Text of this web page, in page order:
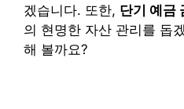
겠습니다. 또한, 단기 예금
의 현명한 자산 관리를 돕
해 볼까요?